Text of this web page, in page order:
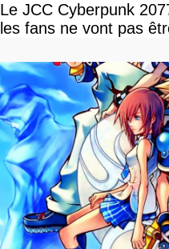
Le JCC Cyberpunk
les fans ne vont pas